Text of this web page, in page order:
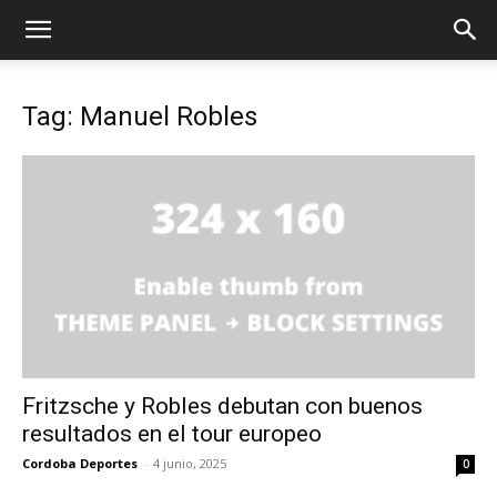
Tag: Manuel Robles
Fritzsche y Robles debutan con buenos
resultados en el tour europeo
Cordoba Deportes - 4 junio, 2025 0